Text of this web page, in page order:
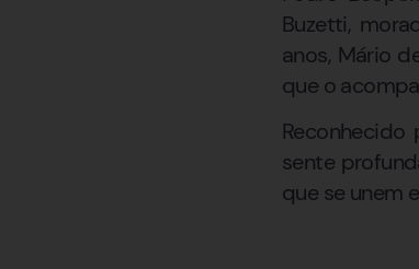
Buzetti,
anos, Mário
que o
sente
que se unem